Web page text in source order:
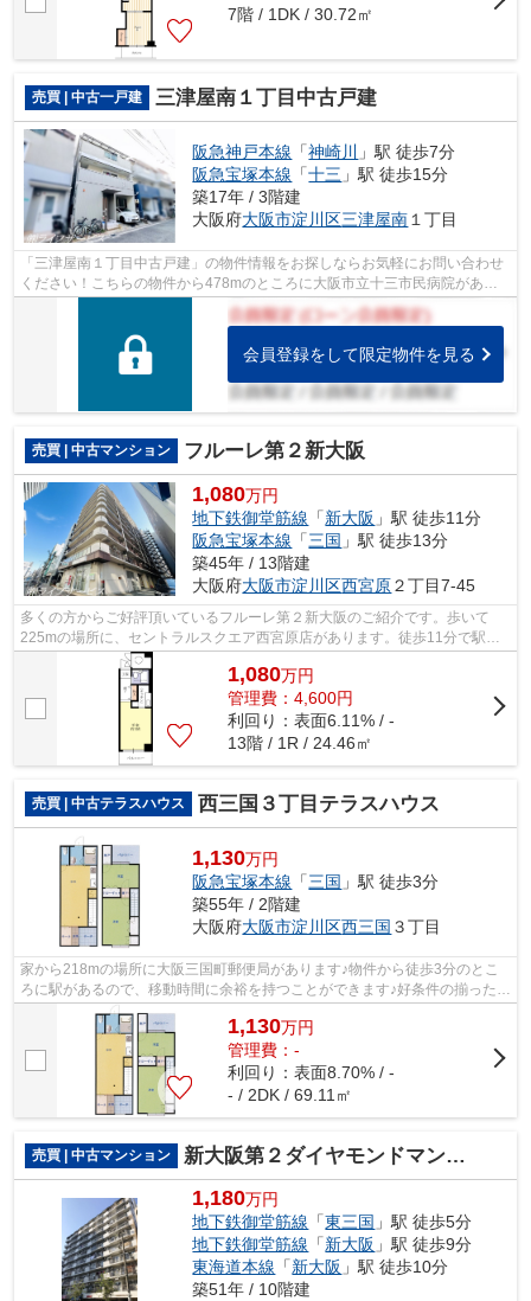
7階 / 1DK / 30.72㎡
売買 | 中古一戸建 三津屋南１丁目中古戸建
阪急神戸本線 「神崎川
」駅 徒歩7分
阪急宝塚本線 「十三 」駅 徒歩15分
築17年 / 3階建
大阪府大阪市淀川区三津屋南 １丁目
「三津屋南１丁目中古戸建」の物件情報をお探しならお気軽にお問い合わせ
ください！こちらの物件から478mのところに大阪市立十三市民病院があり
ます！好評の駅近物件となっており、駅...
会員登録をして限定物件を見る
売買 | 中古マンション フルーレ第２新大阪
1,080万円
地下鉄御堂筋線 「新大阪 」駅 徒歩11分
阪急宝塚本線 「三国 」駅 徒歩13分
築45年 / 13階建
大阪府大阪市淀川区西宮原２丁目7-45
多くの方からご好評頂いているフルーレ第２新大阪のご紹介です。歩いて
225mの場所に、セントラルスクエア西宮原店があります。徒歩11分で駅へ
のアクセスが可能な物件です。中古マンシ...
1,080万円
管理費：4,600円
利回り：表面6.11% / -
13階 / 1R / 24.46㎡
売買 | 中古テラスハウス 西三国３丁目テラスハウス
1,130万円
阪急宝塚本線 「三国 」駅 徒歩3分
築55年 / 2階建
大阪府大阪市淀川区西三国 ３丁目
家から218mの場所に大阪三国町郵便局があります♪物件から徒歩3分のとこ
ろに駅があるので、移動時間に余裕を持つことができます♪好条件の揃った前
面道路6m以上の物件をお薦めいたします...
1,130万円
管理費：-
利回り：表面8.70% / -
- / 2DK / 69.11㎡
売買 | 中古マンション 新大阪第２ダイヤモンドマンション
1,180万円
地下鉄御堂筋線 「東三国 」駅 徒歩5分
地下鉄御堂筋線 「新大阪 」駅 徒歩9分
東海道本線 「新大阪 」駅 徒歩10分
築51年 / 10階建